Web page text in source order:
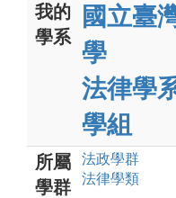
我的
學系
國立臺
學
法律學
學組
所屬
學群
法政學群
法律學類